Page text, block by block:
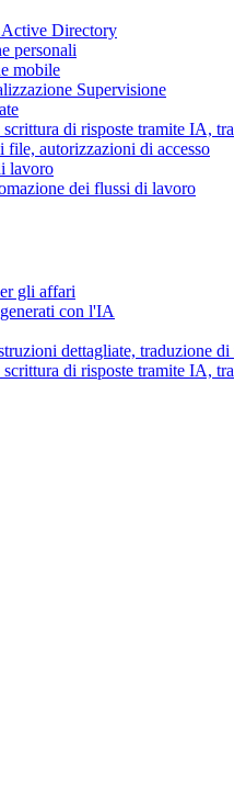
Active Directory
personali
mobile
Supervisione
di risposte tramite IA,
autorizzazioni di accesso
lavoro
dei flussi di lavoro
gli affari
con l'IA
dettagliate, traduzione di
di risposte tramite IA,